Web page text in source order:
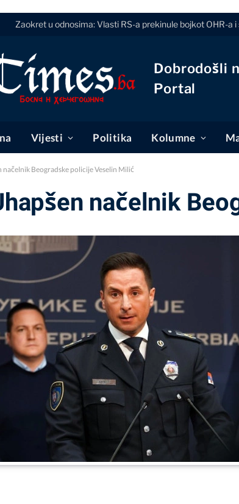
Zaokret u odnosima: Vlasti RS-a prekinule bojkot OHR-a
Dobrodošli
Portal
Vijesti Politika Kolumne
načelnik Beogradske policije Veselin Milić
načelnik